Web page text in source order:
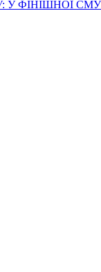
У ФІНІШНОЇ